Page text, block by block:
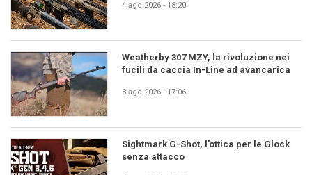
4 ago 2026 - 18:20
Weatherby 307 MZY, la rivoluzione nei
fucili da caccia In-Line ad avancarica
3 ago 2026 - 17:06
Sightmark G-Shot, l'ottica per le Glock
senza attacco